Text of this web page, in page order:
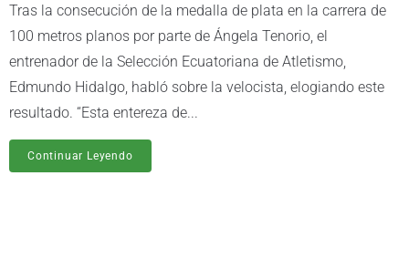
Tras la consecución de la medalla de plata en la carrera de
100 metros planos por parte de Ángela Tenorio, el
entrenador de la Selección Ecuatoriana de Atletismo,
Edmundo Hidalgo, habló sobre la velocista, elogiando este
resultado. “Esta entereza de...
Continuar Leyendo